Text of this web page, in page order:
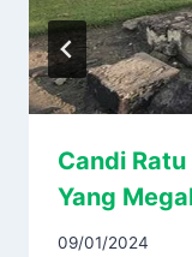
Candi
Yang
09/01/2024